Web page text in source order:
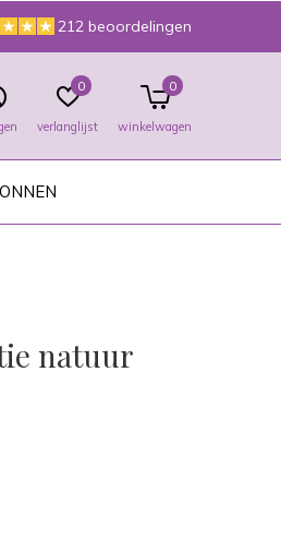
verlanglijst
0
winkelwagen
0
212 beoordelingen
natuur